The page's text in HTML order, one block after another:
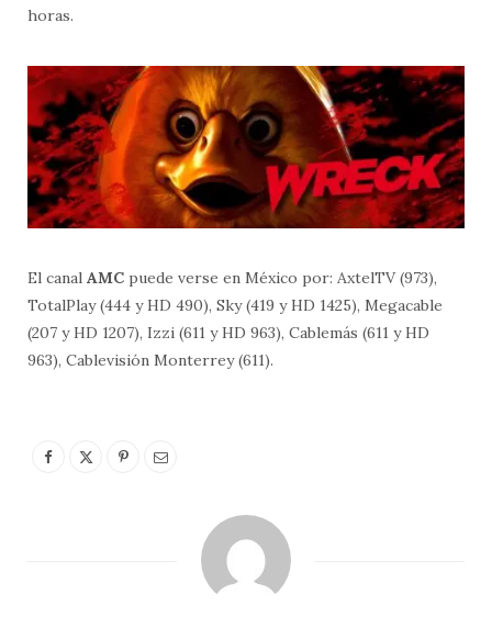
horas.
El canal AMC puede verse en México por: AxtelTV (973),
TotalPlay (444 y HD 490), Sky (419 y HD 1425), Megacable
(207 y HD 1207), Izzi (611 y HD 963), Cablemás (611 y HD
963), Cablevisión Monterrey (611).